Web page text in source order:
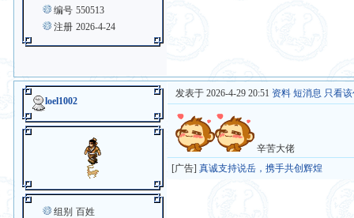
编号 550513
注册 2026-4-24
loel1002
组别 百姓
发表于 2026-4-29 20:51 资料 短消息 只看
辛苦大佬
[广告]真诚支持说岳，携手共创辉煌